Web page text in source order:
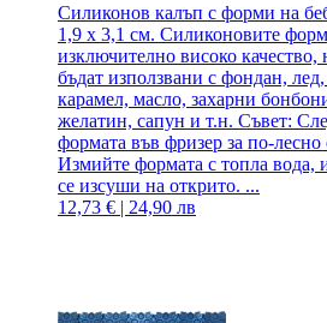
Силиконов калъп с форми на
1,9 x 3,1 см. Силиконовите
изключително високо качество,
бъдат използвани с фондан,
карамел, масло, захарни
желатин, сапун и т.н. Съвет:
формата във фризер за по-лесно
Измийте формата с топла вода,
се изсуши на открито. ...
12,73 € | 24,90 лв